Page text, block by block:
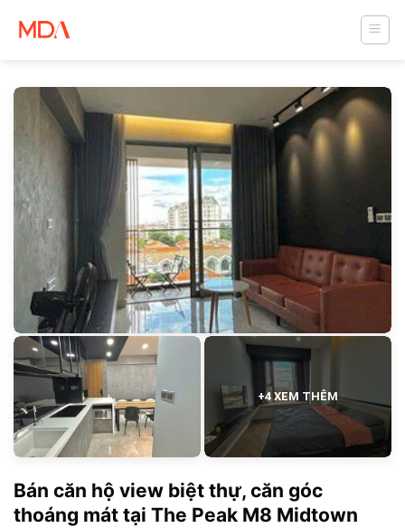
+4 XEM THÊM
Bán căn hộ view biệt thự, căn góc
thoáng mát tại The Peak M8 Midtown